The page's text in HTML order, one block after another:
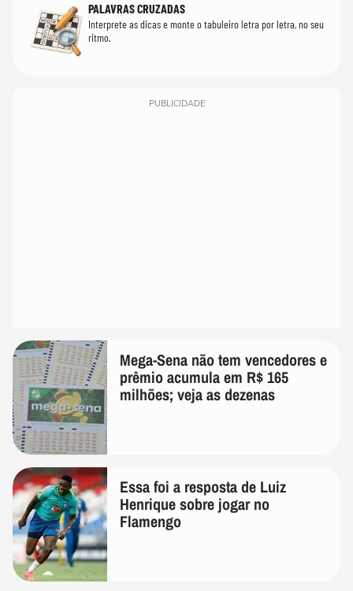
PALAVRAS CRUZADAS
Interprete as dicas e monte o tabuleiro letra por letra, no seu
ritmo.
PUBLICIDADE
Mega-Sena não tem vencedores e
prêmio acumula em R$ 165
milhões; veja as dezenas
Essa foi a resposta de Luiz
Henrique sobre jogar no
Flamengo